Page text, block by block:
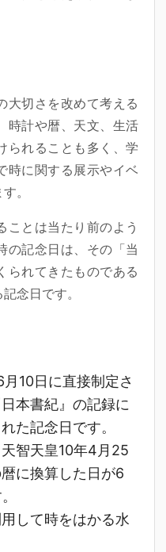
大切さを改めて考える
時計や暦、天文、生活
られることも多く、学
時に関する展示やイベ
。
ことは当たり前のよう
の記念日は、その「当
られてきたものである
念日です。
10日に直接制定さ
本書紀』の記録に
た記念日です。
智天皇10年4月25
に換算した日が6
して時をはかる水